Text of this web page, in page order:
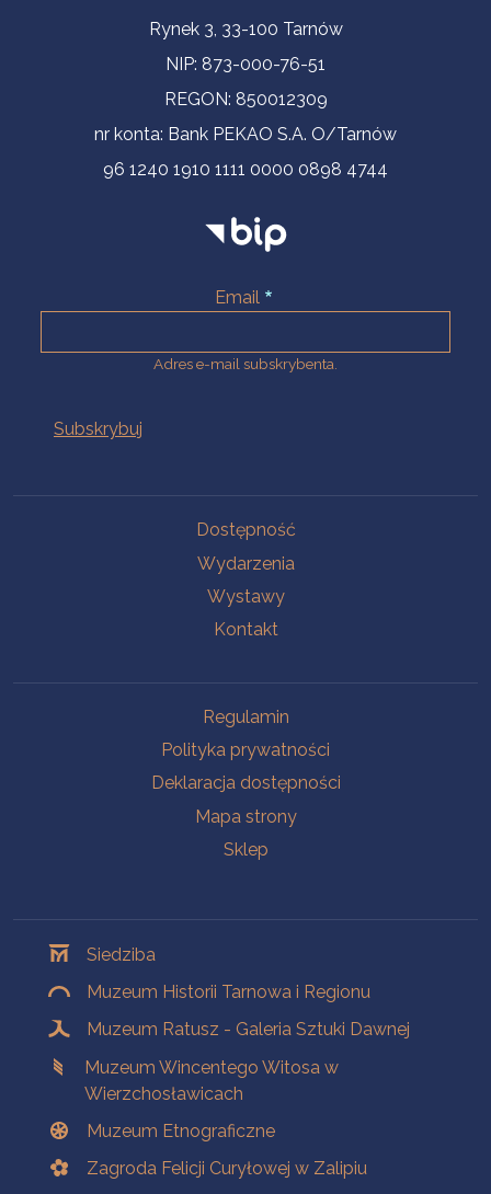
Informacje kontaktoweRynek 3, 33-100 Tarnów
NIP: 873-000-76-51
REGON: 850012309
nr konta: Bank PEKAO S.A. O/Tarnów
96 1240 1910 1111 0000 0898 4744
Email
Adres e-mail subskrybenta.
Dostępność
Wydarzenia
Wystawy
Kontakt
Regulamin
Polityka prywatności
Deklaracja dostępności
Mapa strony
Sklep
Siedziba
Muzeum Historii Tarnowa i Regionu
Muzeum Ratusz - Galeria Sztuki Dawnej
Muzeum Wincentego Witosa w
Wierzchosławicach
Muzeum Etnograficzne
Zagroda Felicji Curyłowej w Zalipiu